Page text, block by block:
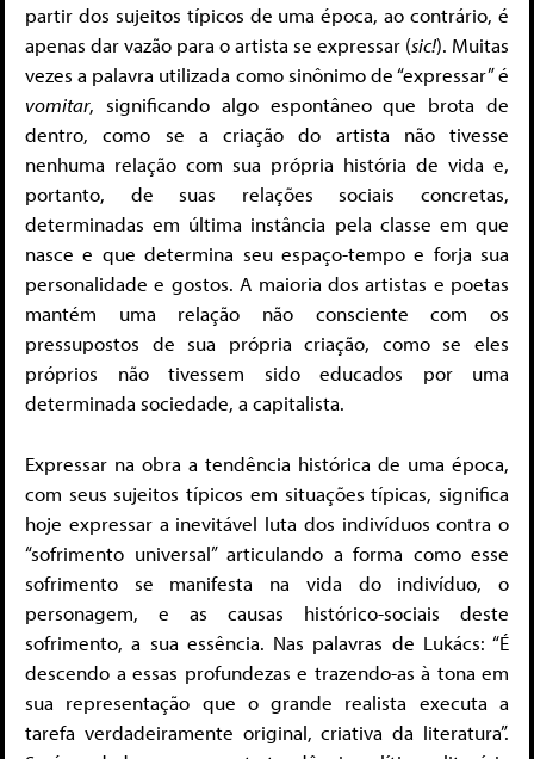
partir dos sujeitos típicos de uma época, ao contrário, é
apenas dar vazão para o artista se expressar (sic!). Muitas
vezes a palavra utilizada como sinônimo de “expressar” é
vomitar, significando algo espontâneo que brota de
dentro, como se a criação do artista não tivesse
nenhuma relação com sua própria história de vida e,
portanto, de suas relações sociais concretas,
determinadas em última instância pela classe em que
nasce e que determina seu espaço-tempo e forja sua
personalidade e gostos. A maioria dos artistas e poetas
mantém uma relação não consciente com os
pressupostos de sua própria criação, como se eles
próprios não tivessem sido educados por uma
determinada sociedade, a capitalista.
Expressar na obra a tendência histórica de uma época,
com seus sujeitos típicos em situações típicas, significa
hoje expressar a inevitável luta dos indivíduos contra o
“sofrimento universal” articulando a forma como esse
sofrimento se manifesta na vida do indivíduo, o
personagem, e as causas histórico-sociais deste
sofrimento, a sua essência. Nas palavras de Lukács: “É
descendo a essas profundezas e trazendo-as à tona em
sua representação que o grande realista executa a
tarefa verdadeiramente original, criativa da literatura”.